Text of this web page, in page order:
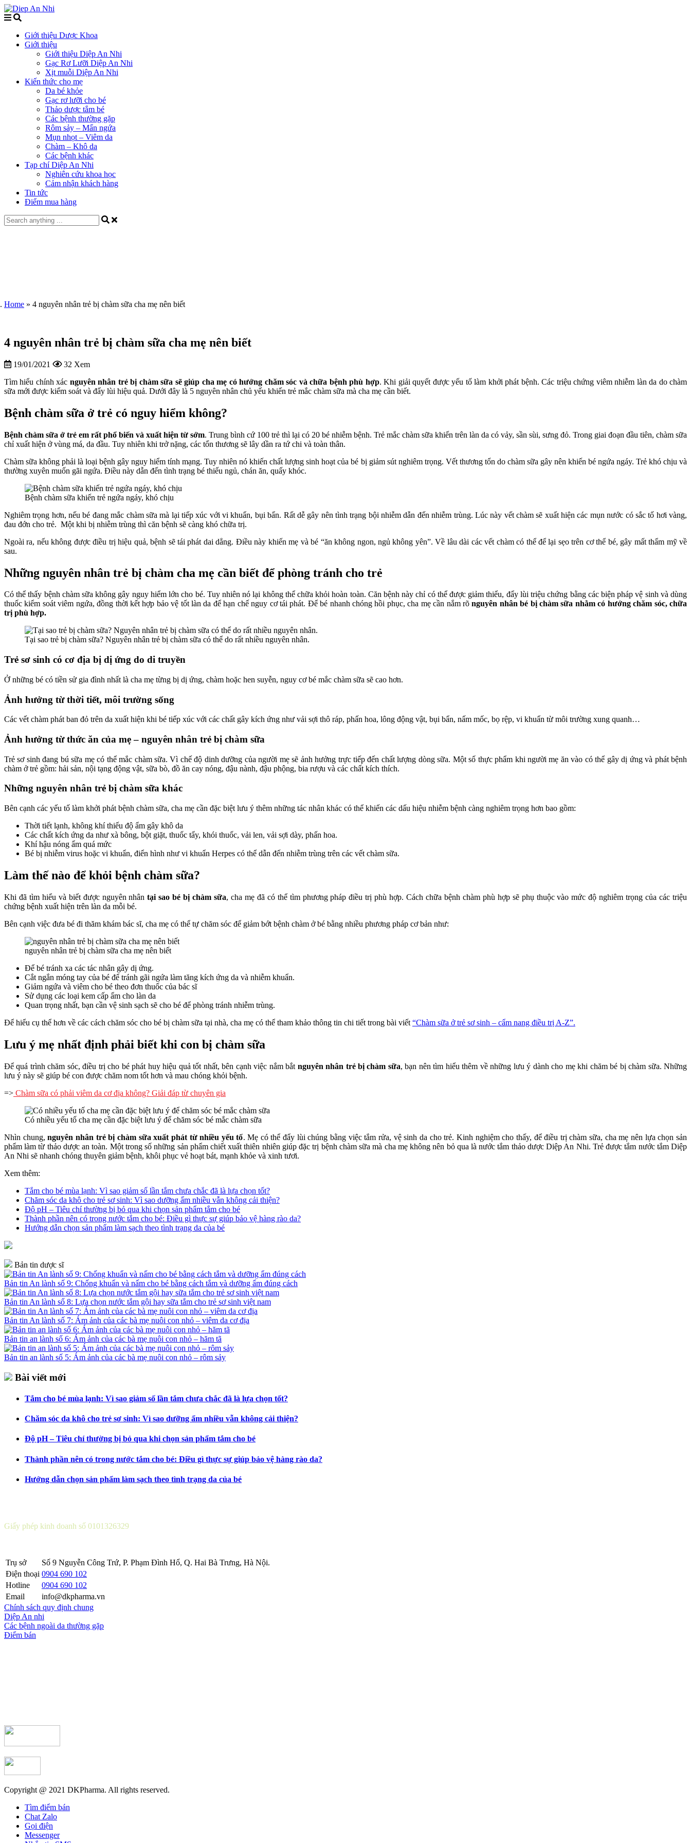
Giới thiệu Dược Khoa
Giới thiệu
Giới thiệu Diệp An Nhi
Gạc Rơ Lưỡi Diệp An Nhi
Xịt muỗi Diệp An Nhi
Kiến thức cho mẹ
Da bé khỏe
Gạc rơ lưỡi cho bé
Thảo dược tắm bé
Các bệnh thường gặp
Rôm sảy – Mẩn ngứa
Mụn nhọt – Viêm da
Chàm – Khô da
Các bệnh khác
Tạp chí Diệp An Nhi
Nghiên cứu khoa học
Cảm nhận khách hàng
Tin tức
Điểm mua hàng
Home » 4 nguyên nhân trẻ bị chàm sữa cha mẹ nên biết
4 nguyên nhân trẻ bị chàm sữa cha mẹ nên biết
19/01/2021 32 Xem
Tìm hiểu chính xác nguyên nhân trẻ bị chàmsữa sẽ giúp cha mẹ có hướng chăm sóc và chữa bệnh phù hợp. Khi giải quyết được yếu tố làm khởi phát bệnh. Các triệu chứng viêm nhiễm làn da do chàm
sữa mới được kiểm soát và đẩy lùi hiệu quả. Dưới đây là 5 nguyên nhân chủ yếu khiến trẻ mắc chàm sữa mà cha mẹ cần biết.
Bệnh chàm sữa ở trẻ có nguy hiểm không?
Bệnh chàm sữa ở trẻ em rất phổ biến và xuất hiện từ sớm. Trung bình cứ 100 trẻ thì lại có 20 bé nhiễm bệnh. Trẻ mắc chàm sữa khiến trên làn da có vảy, sần sùi, sưng đỏ. Trong giai đoạn đầu tiên, chàm sữa
chỉ xuất hiện ở vùng má, da đầu. Tuy nhiên khi trở nặng, các tổn thương sẽ lây dần ra tứ chi và toàn thân.
Chàm sữa không phải là loại bệnh gây nguy hiểm tính mạng. Tuy nhiên nó khiến chất lượng sinh hoạt của bé bị giảm sút nghiêm trọng. Vết thương tổn do chàm sữa gây nên khiến bé ngứa ngáy. Trẻ khó chịu và
thường xuyên muốn gãi ngứa. Điều này dẫn đến tình trạng bé thiếu ngủ, chán ăn, quấy khóc.
Bệnh chàm sữa khiến trẻ ngứa ngáy, khó chịu
Nghiêm trọng hơn, nếu bé đang mắc chàm sữa mà lại tiếp xúc với vi khuẩn, bụi bẩn. Rất dễ gây nên tình trạng bội nhiễm dẫn đến nhiễm trùng. Lúc này vết chàm sẽ xuất hiện các mụn nước có sắc tố hơi vàng,
đau đớn cho trẻ. Một khi bị nhiễm trùng thì căn bệnh sẽ càng khó chữa trị.
Ngoài ra, nếu không được điều trị hiệu quả, bệnh sẽ tái phát dai dẳng. Điều này khiến mẹ và bé “ăn không ngon, ngủ không yên”. Về lâu dài các vết chàm có thể để lại sẹo trên cơ thể bé, gây mất thẩm mỹ về
sau.
Những nguyên nhân trẻ bị chàm cha mẹ cần biết để phòng tránh cho trẻ
Có thể thấy bệnh chàm sữa không gây nguy hiểm lớn cho bé. Tuy nhiên nó lại không thể chữa khỏi hoàn toàn. Căn bệnh này chỉ có thể được giảm thiểu, đẩy lùi triệu chứng bằng các biện pháp vệ sinh và dùng
thuốc kiểm soát viêm ngứa, đồng thời kết hợp bảo vệ tốt làn da để hạn chế nguy cơ tái phát. Để bé nhanh chóng hồi phục, cha mẹ cần nắm rõnguyên nhân bé bị chàm sữa nhằm có hướng chăm sóc, chữa
trị phù hợp.
Tại sao trẻ bị chàm sữa? Nguyên nhân trẻ bị chàm sữa có thể do rất nhiều nguyên nhân.
Trẻ sơ sinh có cơ địa bị dị ứng do di truyền
Ở những bé có tiền sử gia đình nhất là cha mẹ từng bị dị ứng, chàm hoặc hen suyễn, nguy cơ bé mắc chàm sữa sẽ cao hơn.
Ảnh hưởng từ thời tiết, môi trường sống
Các vết chàm phát ban đỏ trên da xuất hiện khi bé tiếp xúc với các chất gây kích ứng như vải sợi thô ráp, phấn hoa, lông động vật, bụi bẩn, nấm mốc, bọ rệp, vi khuẩn từ môi trường xung quanh…
Ảnh hưởng từ thức ăn của mẹ – nguyên nhân trẻ bị chàm sữa
Trẻ sơ sinh đang bú sữa mẹ có thể mắc chàm sữa. Vì chế độ dinh dưỡng của người mẹ sẽ ảnh hưởng trực tiếp đến chất lượng dòng sữa. Một số thực phẩm khi người mẹ ăn vào có thể gây dị ứng và phát bệnh
chàm ở trẻ gồm: hải sản, nội tạng động vật, sữa bò, đồ ăn cay nóng, đậu nành, đậu phộng, bia rượu và các chất kích thích.
Những nguyên nhân trẻ bị chàm sữa khác
Bên cạnh các yếu tố làm khởi phát bệnh chàm sữa, cha mẹ cần đặc biệt lưu ý thêm những tác nhân khác có thể khiến các dấu hiệu nhiễm bệnh càng nghiêm trọng hơn bao gồm:
Thời tiết lạnh, không khí thiếu độ ẩm gây khô da
Các chất kích ứng da như xà bông, bột giặt, thuốc tẩy, khói thuốc, vải len, vải sợi dày, phấn hoa.
Khí hậu nóng ẩm quá mức
Bé bị nhiễm virus hoặc vi khuẩn, điển hình như vi khuẩn Herpes có thể dẫn đến nhiễm trùng trên các vết chàm sữa.
Làm thế nào để khỏi bệnh chàm sữa?
Khi đã tìm hiểu và biết được nguyên nhântại sao bé bị chàm sữa, cha mẹ đã có thể tìm phương pháp điều trị phù hợp. Cách chữa bệnh chàm phù hợp sẽ phụ thuộc vào mức độ nghiêm trọng của các triệu
chứng bệnh xuất hiện trên làn da mỗi bé.
Bên cạnh việc đưa bé đi thăm khám bác sĩ, cha mẹ có thể tự chăm sóc để giảm bớt bệnh chàm ở bé bằng nhiều phương pháp cơ bản như:
nguyên nhân trẻ bị chàm sữa cha mẹ nên biết
Để bé tránh xa các tác nhân gây dị ứng.
Cắt ngắn móng tay của bé để tránh gãi ngứa làm tăng kích ứng da và nhiễm khuẩn.
Giảm ngứa và viêm cho bé theo đơn thuốc của bác sĩ
Sử dụng các loại kem cấp ẩm cho làn da
Quan trọng nhất, bạn cần vệ sinh sạch sẽ cho bé để phòng tránh nhiễm trùng.
Để hiểu cụ thể hơn về các cách chăm sóc cho bé bị chàm sữa tại nhà, cha mẹ có thể tham khảo thông tin chi tiết trong bài viết “Chàm sữa ở trẻ sơ sinh – cẩm nang điều trị A-Z”.
Lưu ý mẹ nhất định phải biết khi con bị chàm sữa
Để quá trình chăm sóc, điều trị cho bé phát huy hiệu quả tốt nhất, bên cạnh việc nắm bắt nguyên nhân trẻ bị chàm sữa, bạn nên tìm hiểu thêm về những lưu ý dành cho mẹ khi chăm bé bị chàm sữa. Những
lưu ý này sẽ giúp bé con được chăm nom tốt hơn và mau chóng khỏi bệnh.
=> Chàm sữa có phải viêm da cơ địa không? Giải đáp từ chuyên gia
Có nhiều yếu tố cha mẹ cần đặc biệt lưu ý để chăm sóc bé mắc chàm sữa
Nhìn chung,nguyên nhân trẻ bị chàm sữa xuất phát từ nhiều yếu tố. Mẹ có thể đẩy lùi chúng bằng việc tắm rửa, vệ sinh da cho trẻ. Kinh nghiệm cho thấy, để điều trị chàm sữa, cha mẹ nên lựa chọn sản
phẩm làm từ thảo dược an toàn. Một trong số những sản phẩm chiết xuất thiên nhiên giúp đặc trị bệnh chàm sữa mà cha mẹ không nên bỏ qua là nước tắm thảo dược Diệp An Nhi. Trẻ được tắm nước tắm Diệp
An Nhi sẽ nhanh chóng thuyên giảm bệnh, khôi phục vẻ hoạt bát, mạnh khỏe và xinh tươi.
Xem thêm:
Tắm cho bé mùa lạnh: Vì sao giảm số lần tắm chưa chắc đã là lựa chọn tốt?
Chăm sóc da khô cho trẻ sơ sinh: Vì sao dưỡng ẩm nhiều vẫn không cải thiện?
Độ pH – Tiêu chí thường bị bỏ qua khi chọn sản phẩm tắm cho bé
Thành phần nên có trong nước tắm cho bé: Điều gì thực sự giúp bảo vệ hàng rào da?
Hướng dẫn chọn sản phẩm làm sạch theo tình trạng da của bé
Bản tin dược sĩ
Bản tin An lành số 9: Chống khuẩn và nấm cho bé bằng cách tắm và dưỡng ẩm đúng cách
Bản tin An lành số 8: Lựa chọn nước tắm gội hay sữa tắm cho trẻ sơ sinh việt nam
Bản tin An lành số 7: Ám ảnh của các bà mẹ nuôi con nhỏ – viêm da cơ địa
Bản tin an lành số 6: Ám ảnh của các bà mẹ nuôi con nhỏ – hăm tã
Bản tin an lành số 5: Ám ảnh của các bà mẹ nuôi con nhỏ – rôm sảy
Bài viết mới
Tắm cho bé mùa lạnh: Vì sao giảm số lần tắm chưa chắc đã là lựa chọn tốt?
Chăm sóc da khô cho trẻ sơ sinh: Vì sao dưỡng ẩm nhiều vẫn không cải thiện?
Độ pH – Tiêu chí thường bị bỏ qua khi chọn sản phẩm tắm cho bé
Thành phần nên có trong nước tắm cho bé: Điều gì thực sự giúp bảo vệ hàng rào da?
Hướng dẫn chọn sản phẩm làm sạch theo tình trạng da của bé
Giấy phép kinh doanh số 0101326329
Trụ sở
Số 9 Nguyễn Công Trứ, P. Phạm Đình Hổ, Q. Hai Bà Trưng, Hà Nội.
Điện thoại 0904 690 102
Hotline
0904 690 102
Email
info@dkpharma.vn
Chính sách quy định chung
Diệp An nhi
Các bệnh ngoài da thường gặp
Điểm bán
Copyright @ 2021 DKPharma. All rights reserved.
Tìm điểm bán
Chat Zalo
Gọi điện
Messenger